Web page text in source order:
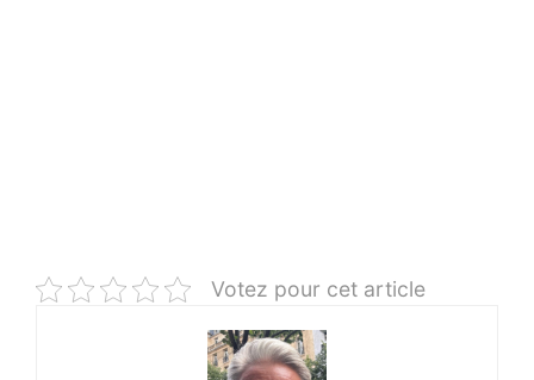
Votez pour cet article